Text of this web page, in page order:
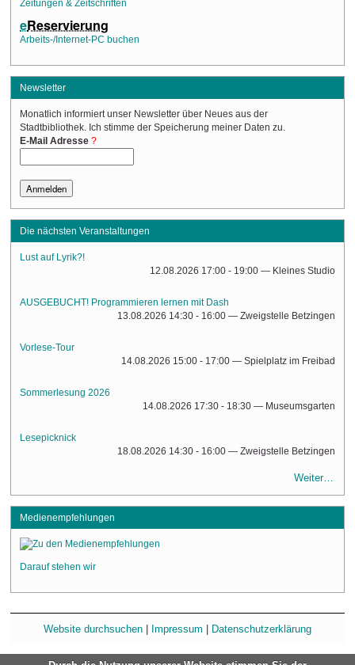
Zeitungen & Zeitschriften
eReservierung
Arbeits-/Internet-PC buchen
Newsletter
Monatlich informiert unser Newsletter über Neues aus der
Stadtbibliothek. Ich stimme der Speicherung meiner Daten zu.
E-Mail Adresse
Die nächsten Veranstaltungen
Lust auf Lyrik?!
12.08.2026 17:00 - 19:00 — Kleines Studio
AUSGEBUCHT! Programmieren lernen mit Dash
13.08.2026 14:30 - 16:00 — Zweigstelle Betzingen
Vorlese-Tour
14.08.2026 15:00 - 17:00 — Spielplatz im Freibad
Sommerlesung 2026
14.08.2026 17:30 - 18:30 — Museumsgarten
Lesepicknick
18.08.2026 14:30 - 16:00 — Zweigstelle Betzingen
Weiter…
Medienempfehlungen
Darauf stehen wir
Website durchsuchen Impressum Datenschutzerklärung